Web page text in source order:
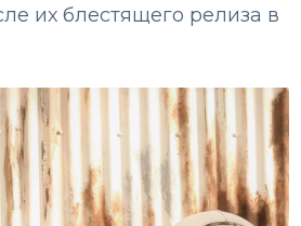
их блестящего релиза в